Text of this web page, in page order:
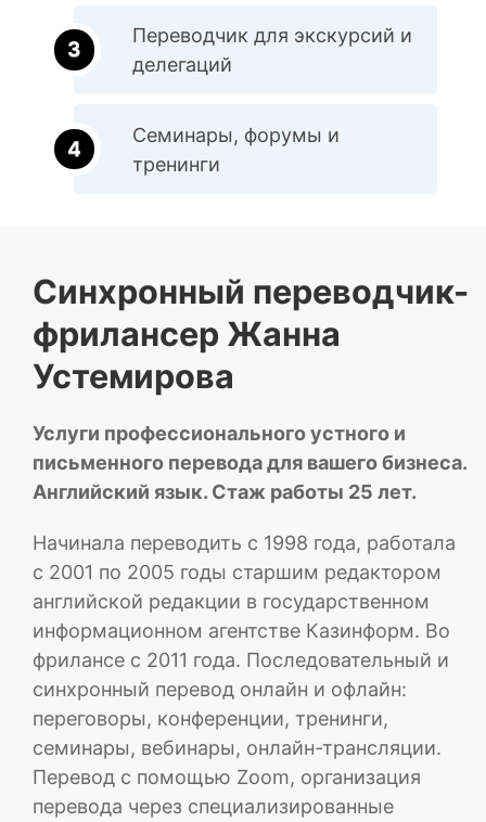
Переводчик для экскурсий и
делегаций
Семинары, форумы и
тренинги
Синхронный переводчик-
фрилансер Жанна
Устемирова
Услуги профессионального устного и
письменного перевода для вашего бизнеса.
Английский язык. Стаж работы 25 лет.
Начинала переводить с 1998 года, работала
с 2001 по 2005 годы старшим редактором
английской редакции в государственном
информационном агентстве Казинформ. Во
фрилансе с 2011 года. Последовательный и
синхронный перевод онлайн и офлайн:
переговоры, конференции, тренинги,
семинары, вебинары, онлайн-трансляции.
Перевод с помощью Zoom, организация
перевода через специализированные